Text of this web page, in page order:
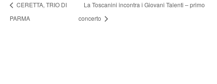
CERETTA, TRIO DI
PARMA
La Toscanini incontra i Giovani Talenti – primo
concerto